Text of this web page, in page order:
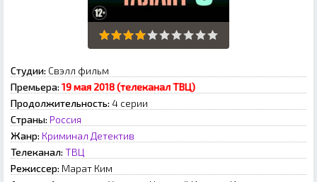
Студии: Свэлл фильм
Премьера: 19 мая 2018 (телеканал ТВЦ)
Продолжительность: 4 серии
Страны: Россия
Жанр: Криминал Детектив
Телеканал: ТВЦ
Режиссер: Марат Ким